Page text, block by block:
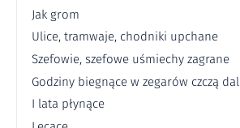
Jak grom
Ulice, tramwaje, chodniki upchane
Szefowie, szefowe uśmiechy zagrane
Godziny biegnące w zegarów czczą dal
I lata płynące